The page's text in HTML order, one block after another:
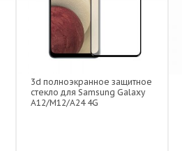
3d полноэкранное защитное
стекло для Samsung Galaxy
A12/M12/A24 4G